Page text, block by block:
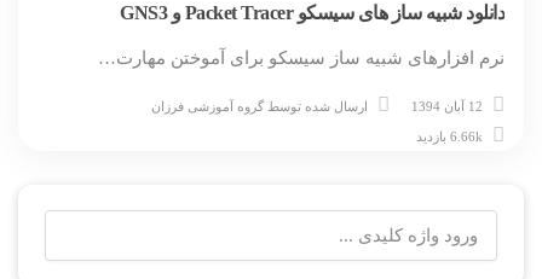
دانلود شبیه ساز های سیسکو Packet Tracer و GNS3
نرم افزارهای شبیه ساز سیسکو برای آموختن مهارت…
12 آبان 1394 ارسال شده توسط گروه آموزشی فرزان